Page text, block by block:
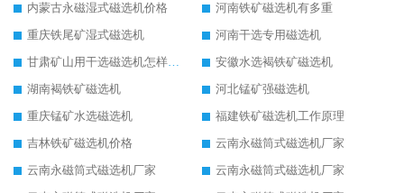
内蒙古永磁湿式磁选机价格
河南铁矿磁选机有多重
重庆铁尾矿湿式磁选机
河南干选专用磁选机
甘肃矿山用干选磁选机怎样调磁
安徽水选褐铁矿磁选机
湖南褐铁矿磁选机
河北锰矿强磁选机
重庆锰矿水选磁选机
福建铁矿磁选机工作原理
吉林铁矿磁选机价格
云南永磁筒式磁选机厂家
云南永磁筒式磁选机厂家
云南永磁筒式磁选机厂家